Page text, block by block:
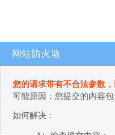
网站防火墙
您的请求带有不合法参数
可能原因：您提交的内容
如何解决：